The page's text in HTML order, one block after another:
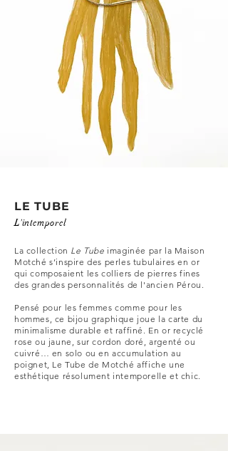
LE TUBE
L'intemporel
La collection Le Tube imaginée par la Maison
Motché s’inspire des perles tubulaires en or
qui composaient les colliers de pierres fines
des grandes personnalités de l'ancien Pérou.
Pensé pour les femmes comme pour les
hommes, ce bijou graphique joue la carte du
minimalisme durable et raffiné. En or recyclé
rose ou jaune, sur cordon doré, argenté ou
cuivré… en solo ou en accumulation au
poignet, Le Tube de Motché affiche une
esthétique résolument intemporelle et chic.